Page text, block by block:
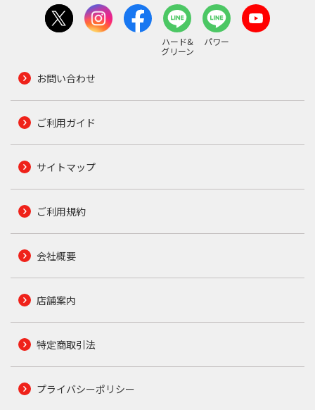
ハード&
グリーン
パワー
お問い合わせ
ご利用ガイド
サイトマップ
ご利用規約
会社概要
店舗案内
特定商取引法
プライバシーポリシー